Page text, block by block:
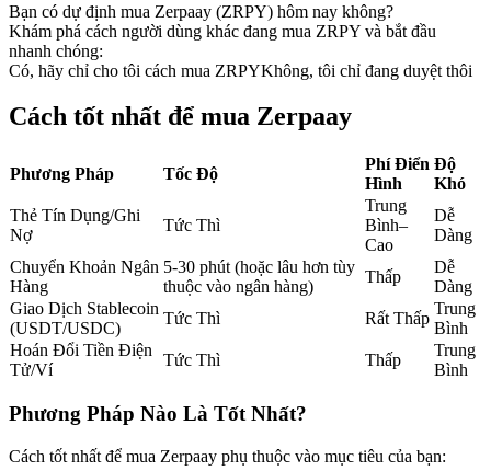
USDC Futures vĩnh cửu
Futures sử dụng USDC làm tài sản thế chấp
Sao chép Giao dịch
Bạn có dự định mua Zerpaay (ZRPY) hôm nay không?
Khám phá cách người dùng khác đang mua ZRPY và bắt đầu
nhanh chóng:
Có, hãy chỉ cho tôi cách mua ZRPYKhông, tôi chỉ đang duyệt thôi
Cách tốt nhất để mua Zerpaay
Phương Pháp Tốc Độ
Phí Điển
Hình
Độ
Khó
Thẻ Tín Dụng/Ghi
Nợ
Tức Thì
Trung
Bình–
Cao
Dễ
Dàng
Chuyển Khoản Ngân
Hàng
5-30 phút (hoặc lâu hơn tùy
thuộc vào ngân hàng)
Thấp
Dễ
Dàng
Giao Dịch Stablecoin
(USDT/USDC)
Tức Thì Rất Thấp
Trung
Bình
Hoán Đổi Tiền Điện
Tử/Ví
Tức Thì Thấp
Trung
Bình
Phương Pháp Nào Là Tốt Nhất?
Cách tốt nhất để mua Zerpaay phụ thuộc vào mục tiêu của bạn: